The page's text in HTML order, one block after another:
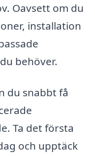
Oavsett om du
installation
behöver.
du snabbt få
Ta det första
och upptäck